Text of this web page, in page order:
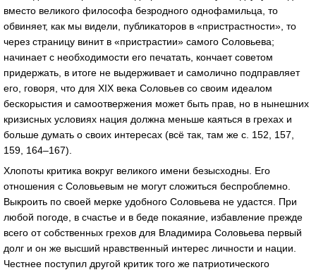
вместо великого философа безродного однофамильца, то
обвиняет, как мы видели, публикаторов в «пристрастности», то
через страницу винит в «пристрастии» самого Соловьева;
начинает с необходимости его печатать, кончает советом
придержать, в итоге не выдерживает и самолично подправляет
его, говоря, что для XIX века Соловьев со своим идеалом
бескорыстия и самоотвержения может быть прав, но в нынешних
кризисных условиях нация должна меньше каяться в грехах и
больше думать о своих интересах (всё так, там же с. 152, 157,
159, 164–167).
Хлопоты критика вокруг великого имени безысходны. Его
отношения с Соловьевым не могут сложиться беспроблемно.
Выкроить по своей мерке удобного Соловьева не удастся. При
любой погоде, в счастье и в беде покаяние, избавление прежде
всего от собственных грехов для Владимира Соловьева первый
долг и он же высший нравственный интерес личности и нации.
Честнее поступил другой критик того же патриотического